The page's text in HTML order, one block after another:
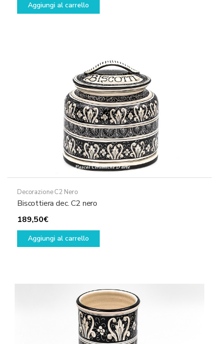
Aggiungi al carrello
Decorazione C2 Nero
Biscottiera dec. C2 nero
189,50€
Aggiungi al carrello